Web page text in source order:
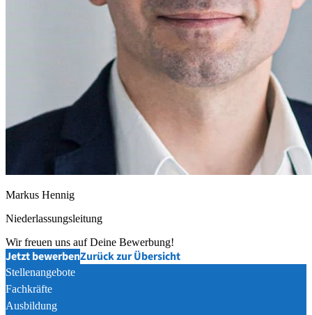
Markus Hennig
Niederlassungsleitung
Wir freuen uns auf Deine Bewerbung!
Jetzt bewerbenZurück zur Übersicht
Stellenangebote
Fachkräfte
Ausbildung